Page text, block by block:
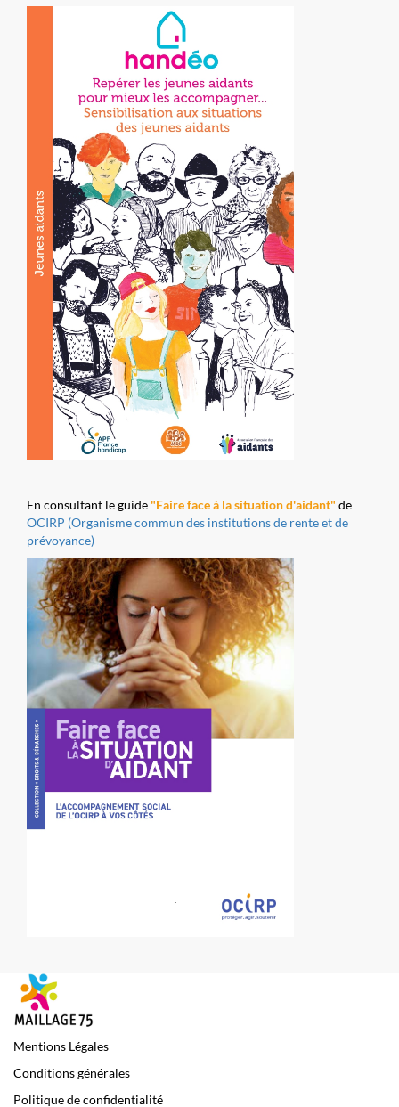
En consultant le guide "Faire face à la situation d'aidant" de
OCIRP (Organisme commun des institutions de rente et de
prévoyance)
Mentions Légales
Conditions générales
Politique de confidentialité